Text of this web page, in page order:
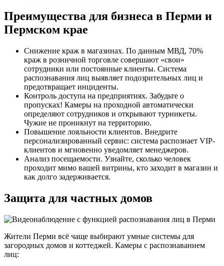
Преимущества для бизнеса в Перми и
Пермском крае
Снижение краж в магазинах. По данным МВД, 70%
краж в розничной торговле совершают «свои»
сотрудники или постоянные клиенты. Система
распознавания лиц выявляет подозрительных лиц и
предотвращает инциденты.
Контроль доступа на предприятиях. Забудьте о
пропусках! Камеры на проходной автоматически
определяют сотрудников и открывают турникеты.
Чужие не проникнут на территорию.
Повышение лояльности клиентов. Внедрите
персонализированный сервис: система распознает VIP-
клиентов и мгновенно уведомляет менеджеров.
Анализ посещаемости. Узнайте, сколько человек
проходит мимо вашей витрины, кто заходит в магазин и
как долго задерживается.
Защита для частных домов
Жители Перми всё чаще выбирают умные системы для
загородных домов и коттеджей. Камеры с распознаванием
лиц: